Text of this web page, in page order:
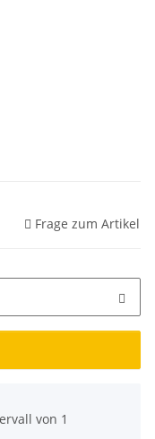
Frage zum Artikel
von 1